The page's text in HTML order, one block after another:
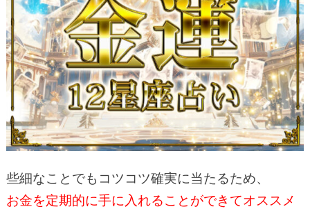
些細なことでもコツコツ確実に当たるため、
お金を定期的に手に入れることができてオススメ